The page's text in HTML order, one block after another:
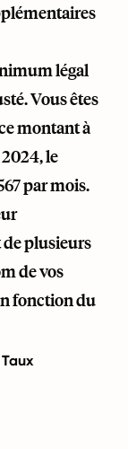
légal
Vous êtes
montant à
le
par mois.
de plusieurs
de vos
fonction du
Taux